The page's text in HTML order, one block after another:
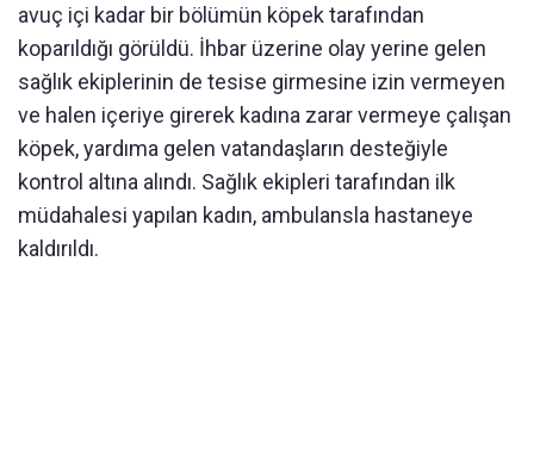
avuç içi kadar bir bölümün köpek tarafından
koparıldığı görüldü. İhbar üzerine olay yerine gelen
sağlık ekiplerinin de tesise girmesine izin vermeyen
ve halen içeriye girerek kadına zarar vermeye çalışan
köpek, yardıma gelen vatandaşların desteğiyle
kontrol altına alındı. Sağlık ekipleri tarafından ilk
müdahalesi yapılan kadın, ambulansla hastaneye
kaldırıldı.